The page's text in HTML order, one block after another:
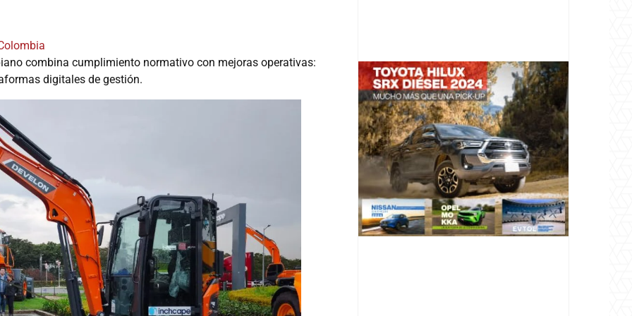
combina cumplimiento normativo con mejoras operativas:
digitales de gestión.
Follow
@v12_magazine